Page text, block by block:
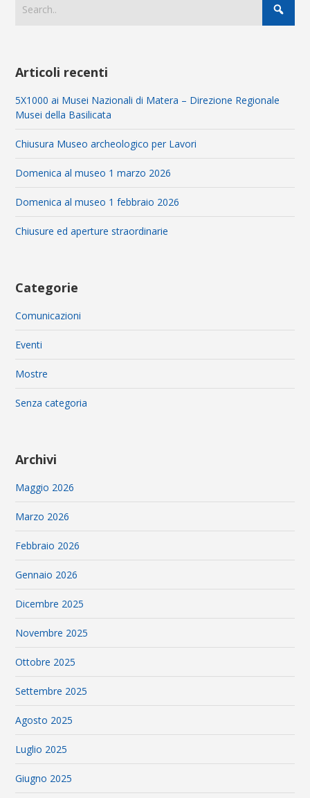
Articoli recenti
5X1000 ai Musei Nazionali di Matera – Direzione Regionale
Musei della Basilicata
Chiusura Museo archeologico per Lavori
Domenica al museo 1 marzo 2026
Domenica al museo 1 febbraio 2026
Chiusure ed aperture straordinarie
Categorie
Comunicazioni
Eventi
Mostre
Senza categoria
Archivi
Maggio 2026
Marzo 2026
Febbraio 2026
Gennaio 2026
Dicembre 2025
Novembre 2025
Ottobre 2025
Settembre 2025
Agosto 2025
Luglio 2025
Giugno 2025